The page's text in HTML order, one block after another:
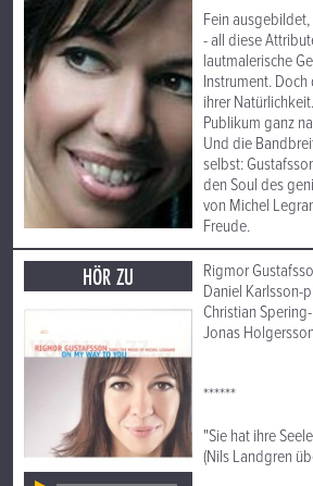
Fein
- all diese
lautmalerische
Instrument.
ihrer
Publikum ganz
Und die
selbst:
den Soul des
von Michel
Freude.
HÖR ZU
Rigmor
Daniel Karlsson-
Christian
Jonas
******
"Sie hat ihre
(Nils Landgren